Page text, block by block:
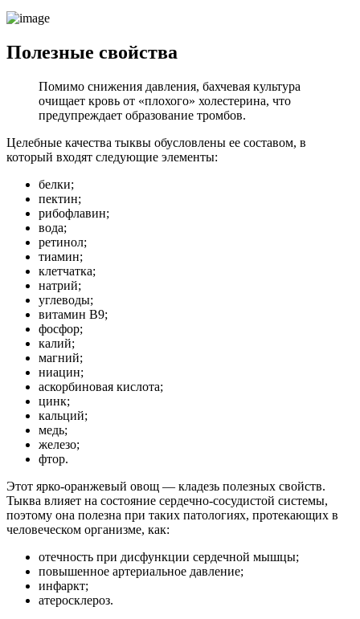
Полезные свойства
Помимо снижения давления, бахчевая культура
очищает кровь от «плохого» холестерина, что
предупреждает образование тромбов.
Целебные качества тыквы обусловлены ее составом, в
который входят следующие элементы:
белки;
пектин;
рибофлавин;
вода;
ретинол;
тиамин;
клетчатка;
натрий;
углеводы;
витамин В9;
фосфор;
калий;
магний;
ниацин;
аскорбиновая кислота;
цинк;
кальций;
медь;
железо;
фтор.
Этот ярко-оранжевый овощ — кладезь полезных свойств.
Тыква влияет на состояние сердечно-сосудистой системы,
поэтому она полезна при таких патологиях, протекающих в
человеческом организме, как:
отечность при дисфункции сердечной мышцы;
повышенное артериальное давление;
инфаркт;
атеросклероз.